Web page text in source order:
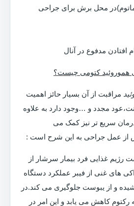
محل برش برای جراحی
افتادن مدفوع در آنال
هموروئید کتومی چیست؟
مراقبت از آن بسیار حائز اهمیت
مجدد و …وجود دارد به علاوه
سریع تر نیز کمک می
پس از عمل جراحی به این شرح است :
رژیم غذایی فرد بیمار سرشار از
های غنی از فیبر عملکرد دستگاه
و از یبوست جلوگیری می کند.در
رکتوم کاهش می یابد و این امر در